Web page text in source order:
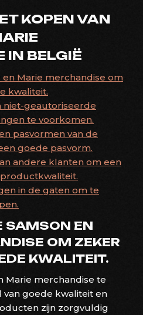
KOPEN VAN
IN BELGIË
en Marie merchandise om
kwaliteit.
niet-geautoriseerde
te voorkomen.
pasvormen van de
goede pasvorm.
andere klanten om een
in de gaten om te
SAMSON EN
OM ZEKER
KWALITEIT.
Marie merchandise te
goede kwaliteit en
zijn zorgvuldig